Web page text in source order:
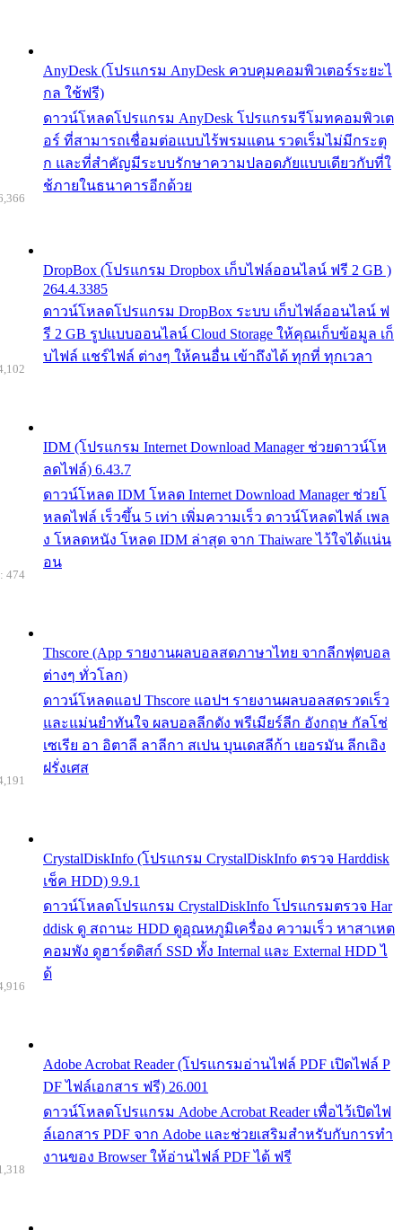
AnyDesk (โปรแกรม AnyDesk ควบคุมคอมพิวเตอร์ระยะไ
กล ใช้ฟรี)
ดาวน์โหลดโปรแกรม AnyDesk โปรแกรมรีโมทคอมพิวเต
อร์ ที่สามารถเชื่อมต่อแบบไร้พรมแดน รวดเร็มไม่มีกระตุ
ก และที่สำคัญมีระบบรักษาความปลอดภัยแบบเดียวกับที่ใ
ช้ภายในธนาคารอีกด้วย
DropBox (โปรแกรม Dropbox เก็บไฟล์ออนไลน์ ฟรี 2 GB )
264.4.3385
ดาวน์โหลดโปรแกรม DropBox ระบบ เก็บไฟล์ออนไลน์ ฟ
รี 2 GB รูปแบบออนไลน์ Cloud Storage ให้คุณเก็บข้อมูล เก็
บไฟล์ แชร์ไฟล์ ต่างๆ ให้คนอื่น เข้าถึงได้ ทุกที่ ทุกเวลา
IDM (โปรแกรม Internet Download Manager ช่วยดาวน์โห
ลดไฟล์) 6.43.7
ดาวน์โหลด IDM โหลด Internet Download Manager ช่วยโ
หลดไฟล์ เร็วขึ้น 5 เท่า เพิ่มความเร็ว ดาวน์โหลดไฟล์ เพล
ง โหลดหนัง โหลด IDM ล่าสุด จาก Thaiware ไว้ใจได้แน่น
อน
Thscore (App รายงานผลบอลสดภาษาไทย จากลีกฟุตบอล
ต่างๆ ทั่วโลก)
ดาวน์โหลดแอป Thscore แอปฯ รายงานผลบอลสดรวดเร็ว
และแม่นยำทันใจ ผลบอลลีกดัง พรีเมียร์ลีก อังกฤษ กัลโช่
เซเรีย อา อิตาลี ลาลีกา สเปน บุนเดสลีก้า เยอรมัน ลีกเอิง
ฝรั่งเศส
474
CrystalDiskInfo (โปรแกรม CrystalDiskInfo ตรวจ Harddisk
เช็ค HDD) 9.9.1
ดาวน์โหลดโปรแกรม CrystalDiskInfo โปรแกรมตรวจ Har
ddisk ดู สถานะ HDD ดูอุณหภูมิเครื่อง ความเร็ว หาสาเหต
คอมพัง ดูฮาร์ดดิสก์ SSD ทั้ง Internal และ External HDD ไ
ด้
Adobe Acrobat Reader (โปรแกรมอ่านไฟล์ PDF เปิดไฟล์ P
DF ไฟล์เอกสาร ฟรี) 26.001
ดาวน์โหลดโปรแกรม Adobe Acrobat Reader เพื่อไว้เปิดไฟ
ล์เอกสาร PDF จาก Adobe และช่วยเสริมสำหรับกับการทำ
งานของ Browser ให้อ่านไฟล์ PDF ได้ ฟรี